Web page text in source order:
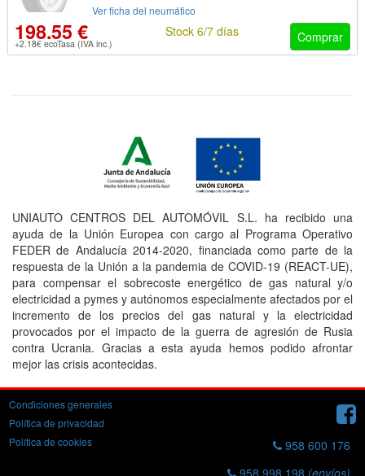
Ver ficha del neumático
198.55 €
+2.18€ ecoTasa (IVA inc.) Comprar
Stock 6/7 días
UNIAUTO CENTROS DEL AUTOMÓVIL S.L. ha recibido una
ayuda de la Unión Europea con cargo al Programa Operativo
FEDER de Andalucía 2014-2020, financiada como parte de la
respuesta de la Unión a la pandemia de COVID-19 (REACT-UE),
para compensar el sobrecoste energético de gas natural y/o
electricidad a pymes y autónomos especialmente afectados por el
incremento de los precios del gas natural y la electricidad
provocados por el impacto de la guerra de agresión de Rusia
contra Ucrania. Gracias a esta ayuda hemos podido afrontar
mejor las crisis acontecidas.
Condiciones generales
Política de privacidad
Política de cookies
958 600 176